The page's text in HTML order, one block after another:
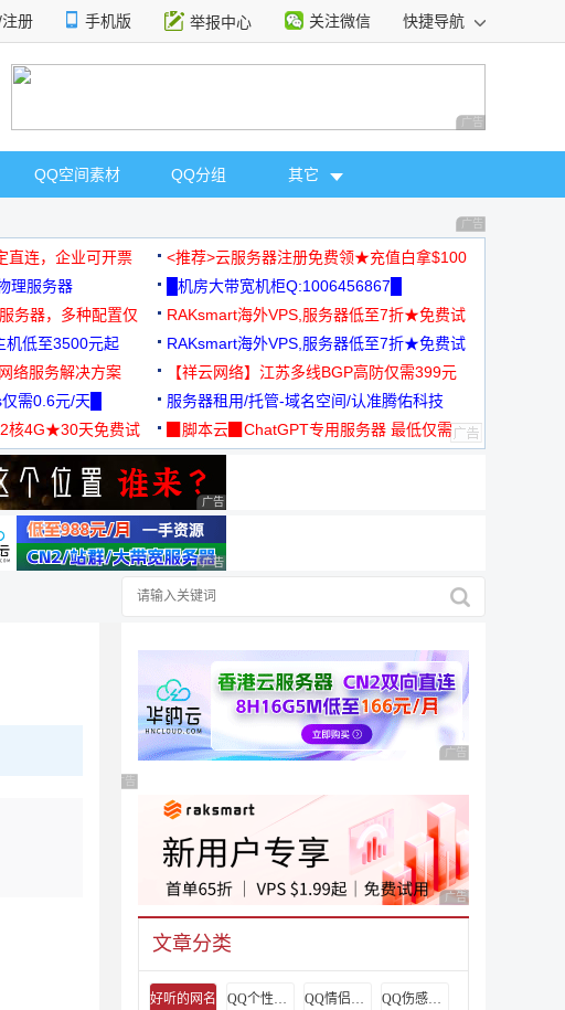
册 手机版 举报中心 关注微信 快捷导航
广告，理性选择 广告 商业广告，理
QQ空间素材 QQ分组 其它
广告 商业广告，理
直连，企业可开票
<推荐>云服务器注册免费领★充值白拿$100
理服务器
█机房大带宽机柜Q:1006456867█
务器，多种配置仅
RAKsmart海外VPS,服务器低至7折★免费试
用★
机低至3500元起
RAKsmart海外VPS,服务器低至7折★免费试
用★
络服务解决方案
【祥云网络】江苏多线BGP高防仅需399元
需0.6元/天█
服务器租用/托管-域名空间/认准腾佑科技
核4G★30天免费试
▉脚本云▉ChatGPT专用服务器 最低仅需
19元/月
，理性选择 广告 商业广告，理性选择
，理性选择 广告 商业广告，理性选择
广告 商业广告，理性
广告 商业广告，理性选择
广告 商业广告，理性
文章分类
好听的网名 QQ个性网名 QQ情侣网名 QQ伤感网名